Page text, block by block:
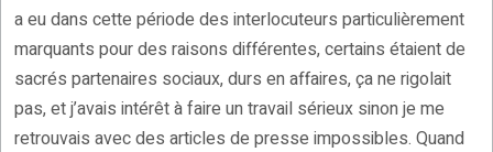
a eu dans cette période des interlocuteurs particulièrement
marquants pour des raisons différentes, certains étaient de
sacrés partenaires sociaux, durs en affaires, ça ne rigolait
pas, et j’avais intérêt à faire un travail sérieux sinon je me
retrouvais avec des articles de presse impossibles. Quand